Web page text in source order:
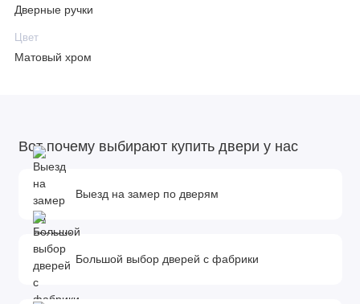
Дверные ручки
Цвет
Матовый хром
Вот почему выбирают купить двери у нас
Выезд на замер по дверям
Большой выбор дверей с фабрики